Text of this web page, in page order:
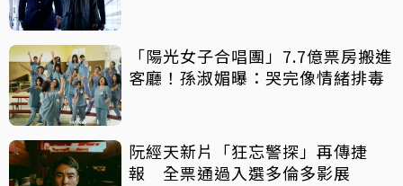
「陽光女子合唱團」7.7億票房搬進
客廳！孫淑媚曝：哭完像情緒排毒
阮經天新片「狂忘警探」再傳捷
報 全票通過入選多倫多影展